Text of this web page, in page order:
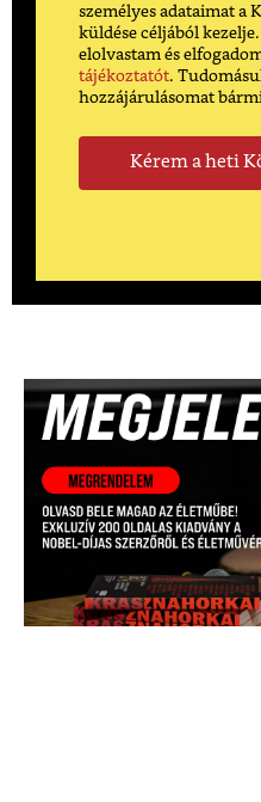
személyes adataimat a
küldése céljából
elolvastam és
tájékoztatót.
hozzájárulásomat